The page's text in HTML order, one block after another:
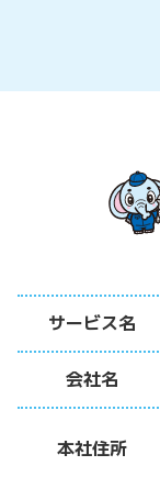
サービス名
会社名
本社住所